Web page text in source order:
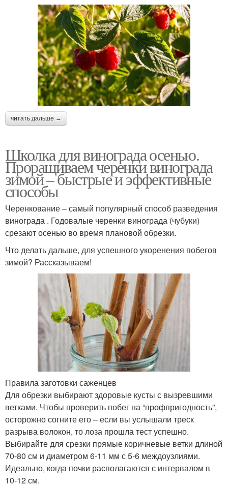
читать дальше →
Школка для винограда осенью.
Проращиваем черенки винограда
зимой – быстрые и эффективные
способы
Черенкование – самый популярный способ разведения
винограда . Годовалые черенки винограда (чубуки)
срезают осенью во время плановой обрезки.
Что делать дальше, для успешного укоренения побегов
зимой? Рассказываем!
Правила заготовки саженцев
Для обрезки выбирают здоровые кусты с вызревшими
ветками. Чтобы проверить побег на “профпригодность”,
осторожно согните его – если вы услышали треск
разрыва волокон, то лоза прошла тест успешно.
Выбирайте для срезки прямые коричневые ветки длиной
70-80 см и диаметром 6-11 мм с 5-6 междоузлиями.
Идеально, когда почки располагаются с интервалом в
10-12 см.